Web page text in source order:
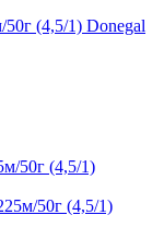
50г (4,5/1)